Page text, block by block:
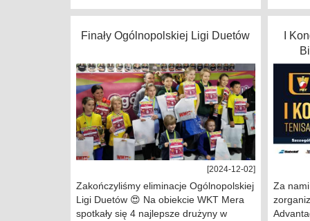
Finały Ogólnopolskiej Ligi Duetów
[2024-12-02]
Zakończyliśmy eliminacje Ogólnopolskiej
Ligi Duetów 😍 Na obiekcie WKT Mera
spotkały się 4 najlepsze drużyny w
I
Za